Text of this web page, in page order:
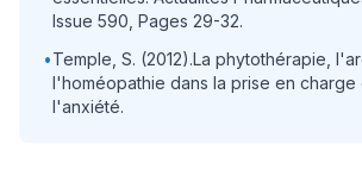
Issue 590, Pages 29-32.
•Temple, S. (2012).La phytothérapie,
l'homéopathie dans la prise en charge
l'anxiété.